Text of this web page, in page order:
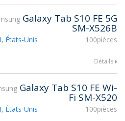
Galaxy Tab S10 FE 5G
SM-X526B
100pièces
États-Unis
Détails
Galaxy Tab S10 FE Wi-
Fi SM-X520
100pièces
États-Unis